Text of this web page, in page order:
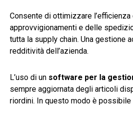
Consente di ottimizzare
approvvigionamenti e delle
tutta la supply chain. Una gestione
redditività dell’azienda.
L’uso di un software per la
sempre aggiornata degli articoli
riordini. In questo modo è